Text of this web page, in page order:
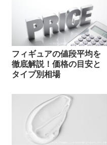
フィギュアの値段平均を
徹底解説！価格の目安と
タイプ別相場